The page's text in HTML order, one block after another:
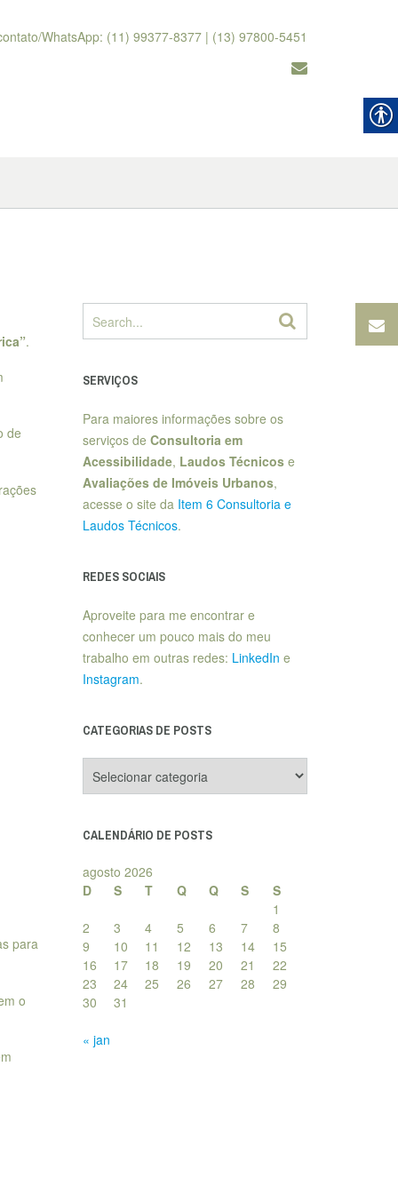
WhatsApp: (11) 99377-8377 | (13) 97800-5451
.
de
para
o
SERVIÇOS
Para maiores informações sobre os
serviços de Consultoria em
Acessibilidade, Laudos Técnicose
Avaliações de Imóveis Urbanos,
acesse o site da Item 6 Consultoria e
Laudos Técnicos.
REDES SOCIAIS
Aproveite para me encontrar e
conhecer um pouco mais do meu
trabalho em outras redes: LinkedIn e
Instagram.
CATEGORIAS DE POSTS
de
CALENDÁRIO DE POSTS
agosto 2026
D
S T Q Q S
S
1
2
3 4 5 6 7
8
9
10 11 12 13 14
15
16
17 18 19 20 21
22
23
24 25 26 27 28
29
30
31
« jan